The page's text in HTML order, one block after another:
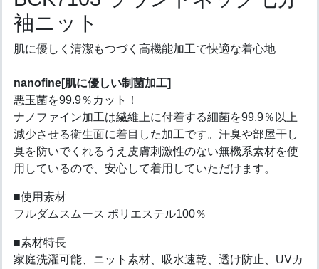
袖ニット
肌に優しく清潔もつづく高機能加工で快適な着心地
nanofine[肌に優しい制菌加工]
悪玉菌を99.9％カット！
ナノファイン加工は繊維上に付着する細菌を99.9％以上
減少させる衛生面に着目した加工です。汗臭や部屋干し
臭を防いでくれるうえ皮膚刺激性のない無機系素材を使
用しているので、安心して着用していただけます。
■使用素材
フルダムスムース ポリエステル100％
■素材特長
家庭洗濯可能、ニット素材、吸水速乾、透け防止、UVカ